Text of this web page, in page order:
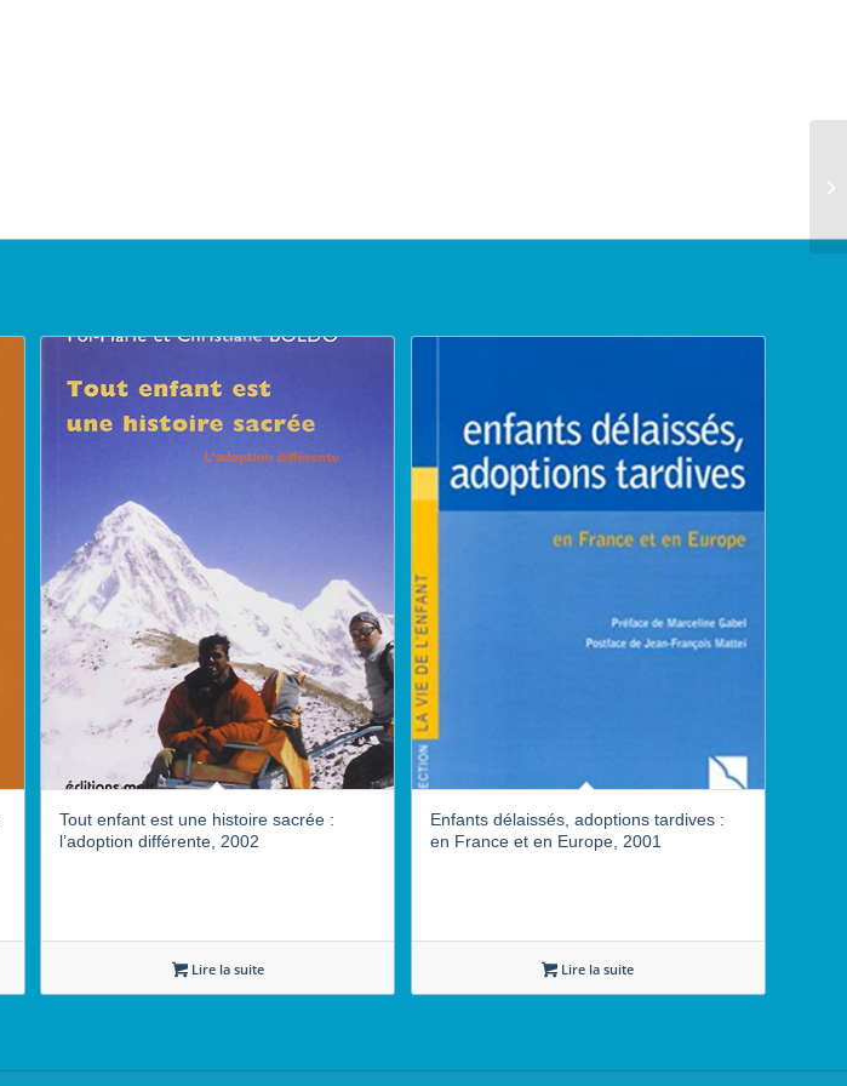
Tout enfant est une histoire sacrée :
l’adoption différente, 2002
Lire la suite
Enfants délaissés, adoptions tardives :
en France et en Europe, 2001
Lire la suite